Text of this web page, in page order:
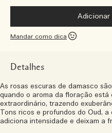
Adicionar
Mandar como dica
Detalhes
As rosas escuras de damasco
quando o aroma da floração está
extraordinário, trazendo
Tons ricos e profundos do Oud,
adiciona intensidade e deixam a